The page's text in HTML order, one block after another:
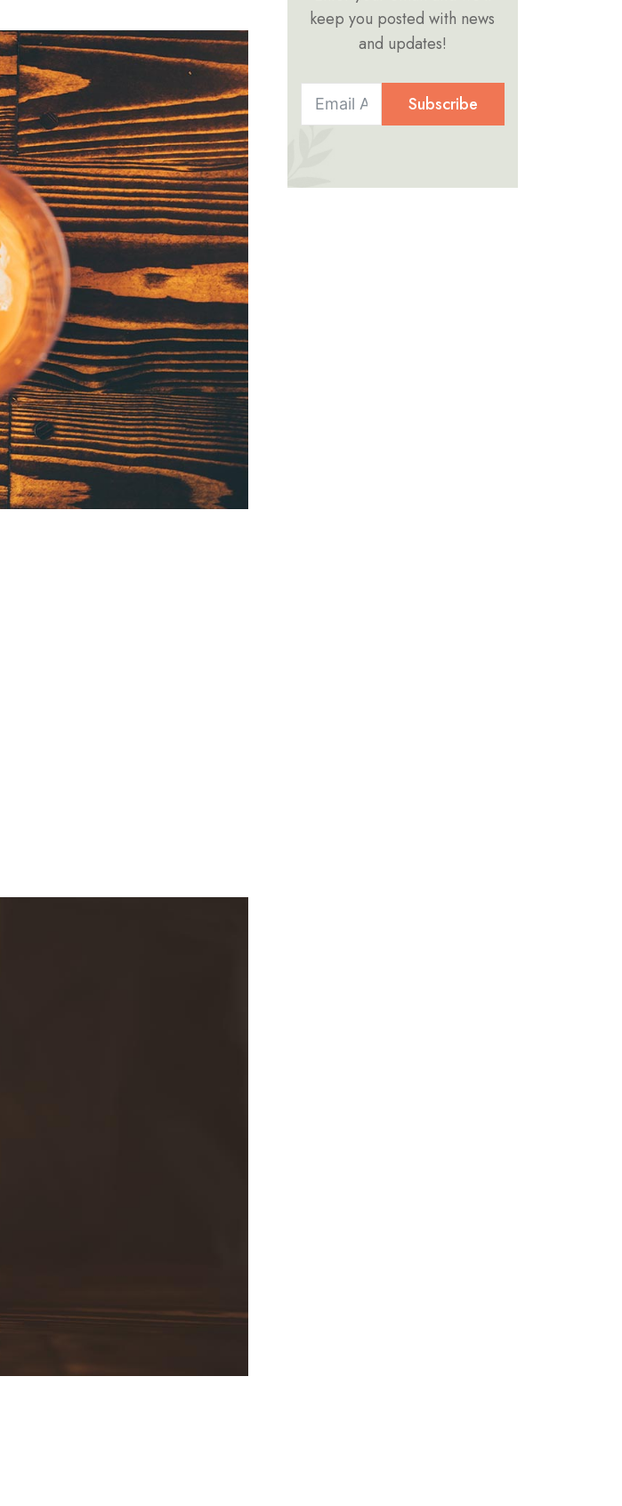
keep you posted with news
and updates!
Subscribe